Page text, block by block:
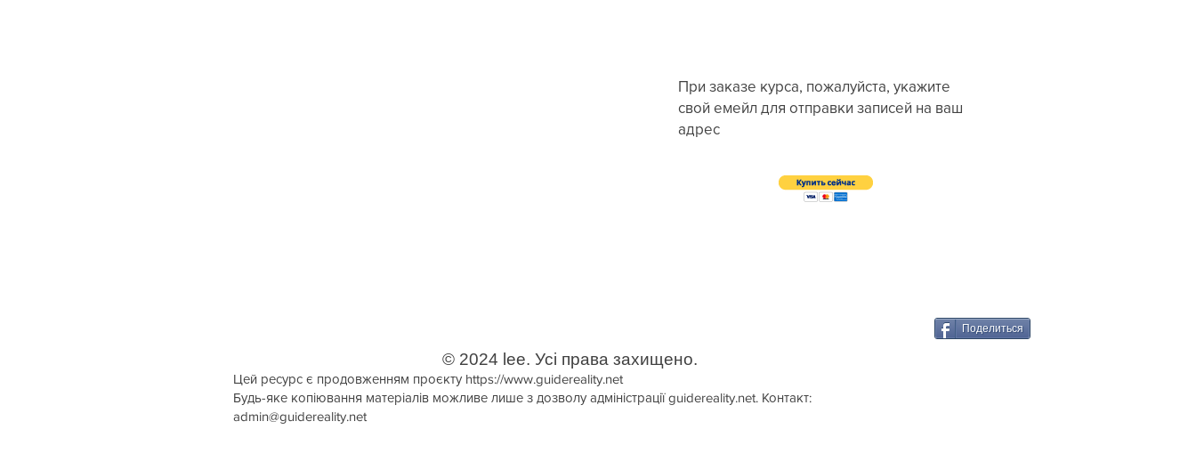
При заказе курса, пожалуйста, укажите
свой емейл для отправки записей на ваш
адрес
Поделиться
© 2024 lee. Усі права захищено.
Цей ресурс є продовженням проєкту https://www.guidereality.net
Будь-яке копіювання матеріалів можливе лише з дозволу адміністрації guidereality.net. Контакт:
admin@guidereality.net